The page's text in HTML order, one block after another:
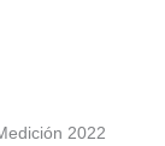
2022